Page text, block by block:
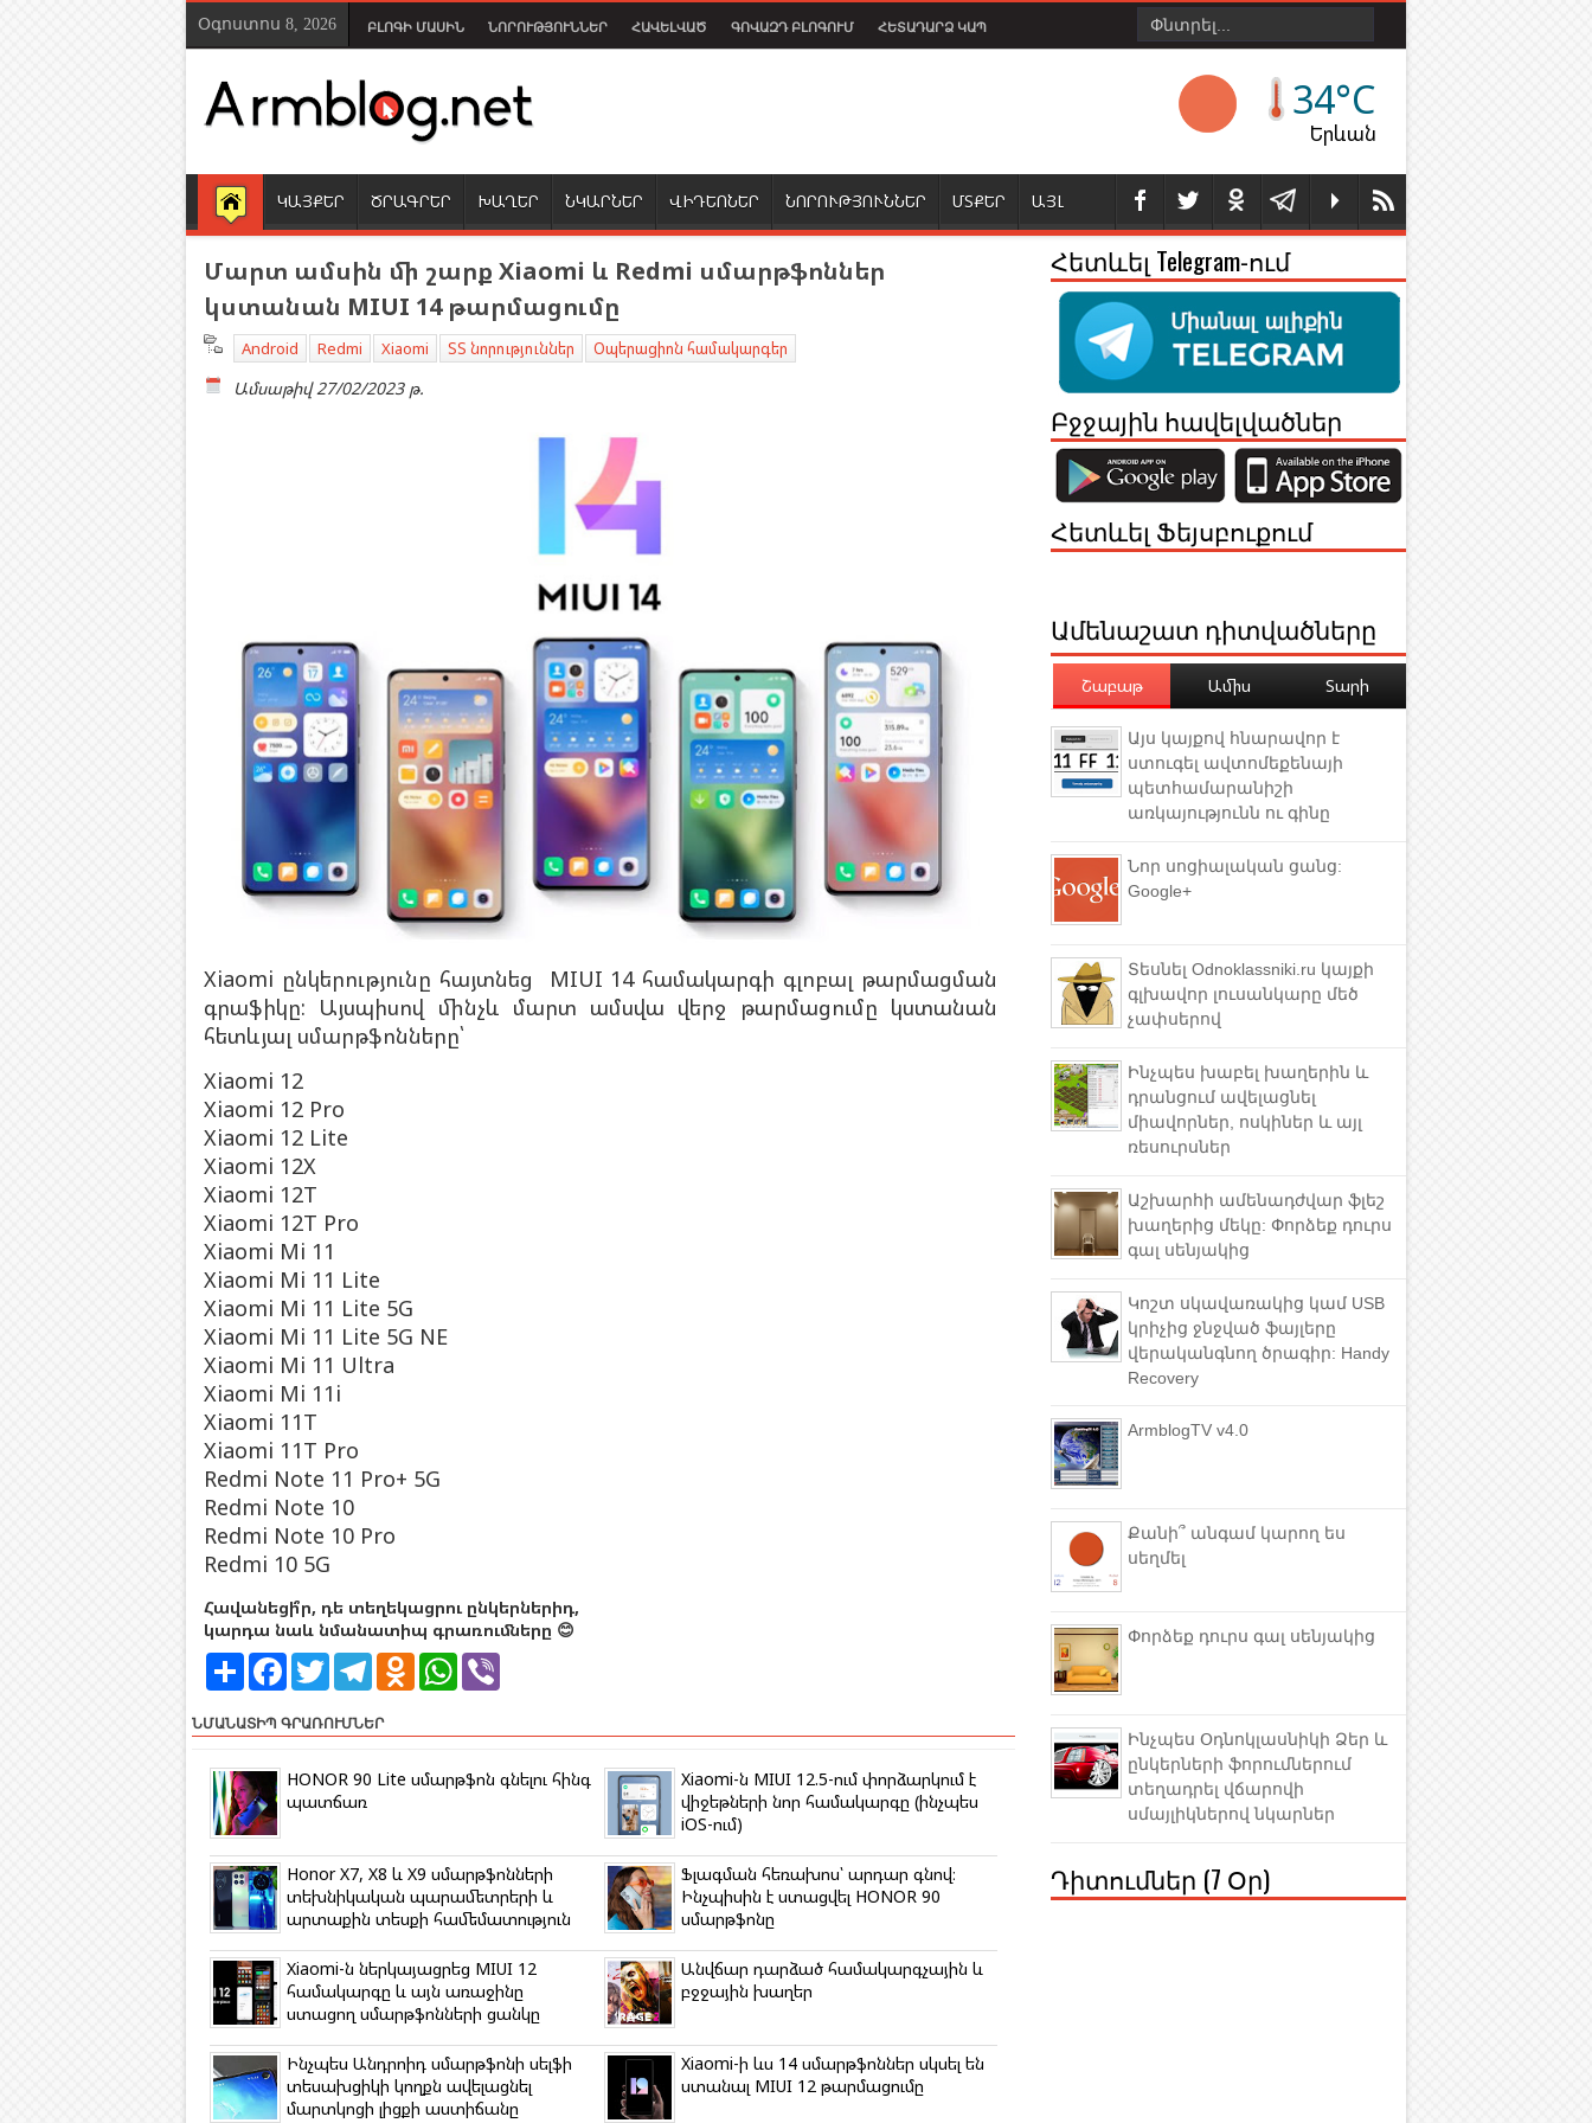
Օգոստոս 8, 2026 ԲԼՈԳԻ ՄԱՍԻՆ ՆՈՐՈՒԹՅՈՒՆՆԵՐ ՀԱՎԵԼՎԱԾ ԳՈՎԱԶԴ ԲԼՈԳՈՒՄ ՀԵՏԱԴԱՐՁ ԿԱՊ
34°C
Երևան
ԿԱՅՔԵՐ ԾՐԱԳՐԵՐ ԽԱՂԵՐ ՆԿԱՐՆԵՐ ՎԻԴԵՈՆԵՐ ՆՈՐՈՒԹՅՈՒՆՆԵՐ ՄՏՔԵՐ ԱՅԼ
Մարտ ամսին մի շարք Xiaomi և Redmi սմարթֆոններ
կստանան MIUI 14 թարմացումը
Android Redmi Xiaomi ՏՏ նորություններ Օպերացիոն համակարգեր
Ամսաթիվ 27/02/2023 թ.
Xiaomi ընկերությունը հայտնեց MIUI 14 համակարգի գլոբալ թարմացման
գրաֆիկը: Այսպիսով մինչև մարտ ամսվա վերջ թարմացումը կստանան
հետևյալ սմարթֆոնները՝
Xiaomi 12
Xiaomi 12 Pro
Xiaomi 12 Lite
Xiaomi 12X
Xiaomi 12T
Xiaomi 12T Pro
Xiaomi Mi 11
Xiaomi Mi 11 Lite
Xiaomi Mi 11 Lite 5G
Xiaomi Mi 11 Lite 5G NE
Xiaomi Mi 11 Ultra
Xiaomi Mi 11i
Xiaomi 11T
Xiaomi 11T Pro
Redmi Note 11 Pro+ 5G
Redmi Note 10
Redmi Note 10 Pro
Redmi 10 5G
Հավանեցի՞ր, դե տեղեկացրու ընկերներիդ,
կարդա նաև նմանատիպ գրառումները 😊
S
r
e
F
e
b
o
T
w
t
t
r
T
e
g
a
O
k
a
i
k
W
s
p
r
ՆՄԱՆԱՏԻՊ ԳՐԱՌՈՒՄՆԵՐ
HONOR 90 Lite սմարթֆոն գնելու հինգ
պատճառ
Xiaomi-ն MIUI 12.5-ում փորձարկում է
վիջեթների նոր համակարգը (ինչպես
iOS-ում)
Honor X7, X8 և X9 սմարթֆոնների
տեխնիկական պարամետրերի և
արտաքին տեսքի համեմատություն
Ֆլագման հեռախոս՝ արդար գնով։
Ինչպիսին է ստացվել HONOR 90
սմարթֆոնը
Xiaomi-ն ներկայացրեց MIUI 12
համակարգը և այն առաջինը
ստացող սմարթֆոնների ցանկը
Անվճար դարձած համակարգչային և
բջջային խաղեր
Ինչպես Անդրոիդ սմարթֆոնի սելֆի
տեսախցիկի կողքն ավելացնել
մարտկոցի լիցքի աստիճանը
Xiaomi-ի ևս 14 սմարթֆոններ սկսել են
ստանալ MIUI 12 թարմացումը
Հետևել Telegram-ում
Բջջային հավելվածներ
Հետևել Ֆեյսբուքում
Ամենաշատ դիտվածները
Շաբաթ Ամիս Տարի
Այս կայքով հնարավոր է
ստուգել ավտոմեքենայի
պետհամարանիշի
առկայությունն ու գինը
Նոր սոցիալական ցանց:
Google+
Տեսնել Odnoklassniki.ru կայքի
գլխավոր լուսանկարը մեծ
չափսերով
Ինչպես խաբել խաղերին և
դրանցում ավելացնել
միավորներ, ոսկիներ և այլ
ռեսուրսներ
Աշխարհի ամենադժվար ֆլեշ
խաղերից մեկը: Փորձեք դուրս
գալ սենյակից
Կոշտ սկավառակից կամ USB
կրիչից ջնջված ֆայլերը
վերականգնող ծրագիր: Handy
Recovery
ArmblogTV v4.0
Քանի՞ անգամ կարող ես
սեղմել
Փորձեք դուրս գալ սենյակից
Ինչպես Օդնոկլասնիկի Ձեր և
ընկերների ֆորումներում
տեղադրել վճարովի
սմայլիկներով նկարներ
Դիտումներ (7 Օր)